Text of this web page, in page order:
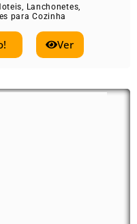
, Lanchonetes,
para Cozinha
Ver